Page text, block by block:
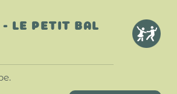
LE PETIT BAL